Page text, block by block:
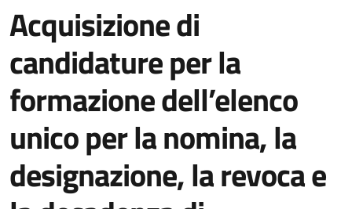
Acquisizione di
candidature per la
formazione dell’elenco
unico per la nomina, la
designazione, la revoca e